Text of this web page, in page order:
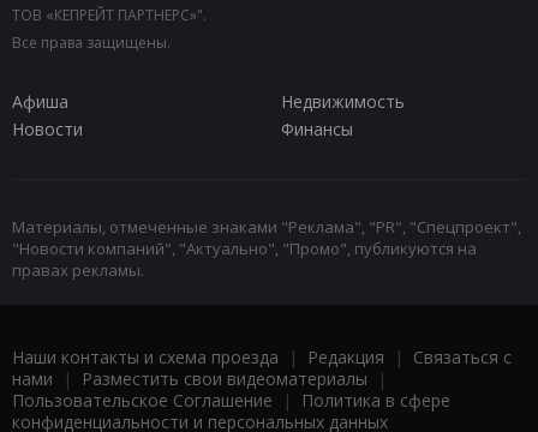
ТОВ «КЕПРЕЙТ ПАРТНЕРС»".
Все права защищены.
Афиша
Недвижимость
Новости
Финансы
Материалы, отмеченные знаками "Реклама", "PR", "Спецпроект",
"Новости компаний", "Актуально", "Промо", публикуются на
правах рекламы.
Наши контакты и схема проезда | Редакция | Связаться с
нами | Разместить свои видеоматериалы |
Пользовательское Соглашение |
Политика в сфере
конфиденциальности и персональных данных